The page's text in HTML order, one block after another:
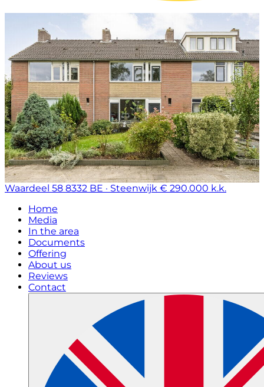
Waardeel 58 8332 BE · Steenwijk € 290.000 k.k.
Home
Media
In the area
Documents
Offering
About us
Reviews
Contact